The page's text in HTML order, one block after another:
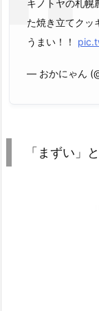
キノトヤの札幌
た焼き立てクッ
うまい！！
— おかにゃん
「まずい」